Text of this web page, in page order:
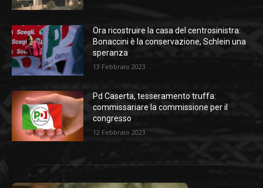
Ora ricostruire la casa del centrosinistra:
Bonaccini è la conservazione, Schlein una
speranza
13 Febbraio 2023
Pd Caserta, tesseramento truffa:
commissariare la commissione per il
congresso
12 Febbraio 2023